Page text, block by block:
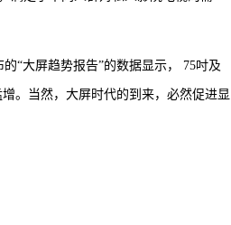
“大屏趋势报告”的数据显示， 75吋及
。当然，大屏时代的到来，必然促进显